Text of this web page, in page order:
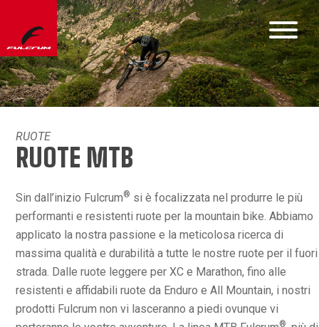
RUOTE
RUOTE MTB
Sin dall’inizio Fulcrum® si è focalizzata nel produrre le più
performanti e resistenti ruote per la mountain bike. Abbiamo
applicato la nostra passione e la meticolosa ricerca di
massima qualità e durabilità a tutte le nostre ruote per il fuori
strada. Dalle ruote leggere per XC e Marathon, fino alle
resistenti e affidabili ruote da Enduro e All Mountain, i nostri
prodotti Fulcrum non vi lasceranno a piedi ovunque vi
®